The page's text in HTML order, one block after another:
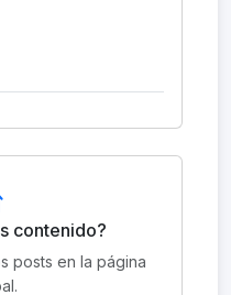
contenido?
posts en la página